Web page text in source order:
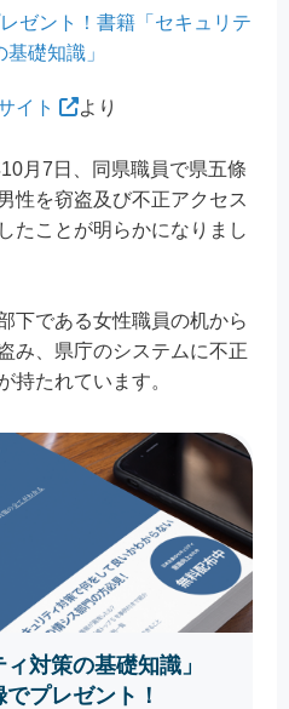
ゼント！書籍「セキュリテ
基礎知識」
イト より
月7日、同県職員で県五條
性を窃盗及び不正アクセス
たことが明らかになりまし
下である女性職員の机から
み、県庁のシステムに不正
持たれています。
対策の基礎知識」
プレゼント！